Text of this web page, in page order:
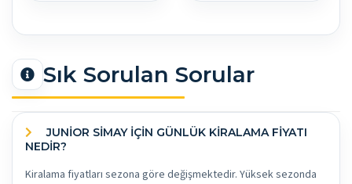
Sık Sorulan Sorular
JUNIOR SIMAY İÇİN GÜNLÜK KİRALAMA FİYATI
NEDİR?
Kiralama fiyatları sezona göre değişmektedir. Yüksek sezonda